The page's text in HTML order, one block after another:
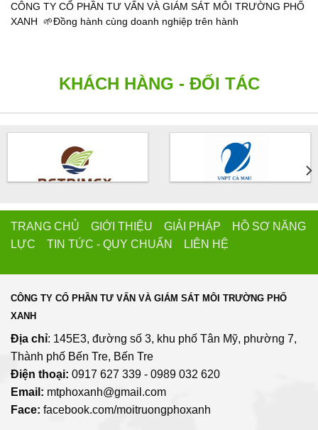
CÔNG TY CỔ PHẦN TƯ VẤN VÀ GIÁM SÁT MÔI TRƯỜNG PHỐ
XANH 🌱Đồng hành cùng doanh nghiệp trên hành
KHÁCH HÀNG - ĐỐI TÁC
TRANG CHỦ GIỚI THIỆU GIẢI PHÁP HỒ SƠ NĂNG
LỰC TIN TỨC - QUY CHUẨN LIÊN HỆ
CÔNG TY CỔ PHẦN TƯ VẤN VÀ GIÁM SÁT MÔI TRƯỜNG PHỐ
XANH
Địa chỉ: 145E3, đường số 3, khu phố Tân Mỹ, phường 7,
Thành phố Bến Tre, Bến Tre
Điện thoại: 0917 627 339 - 0989 032 620
Email: mtphoxanh@gmail.com
Face: facebook.com/moitruongphoxanh